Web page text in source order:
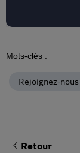
Mots-clés :
Rejoignez-nous
Retour